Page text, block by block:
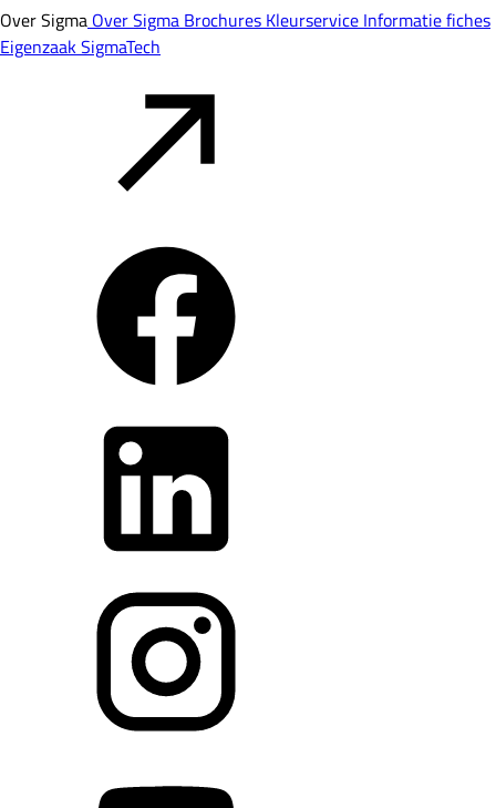
Over Sigma Over Sigma Brochures Kleurservice Informatie fiches
EigenzaakSigmaTech